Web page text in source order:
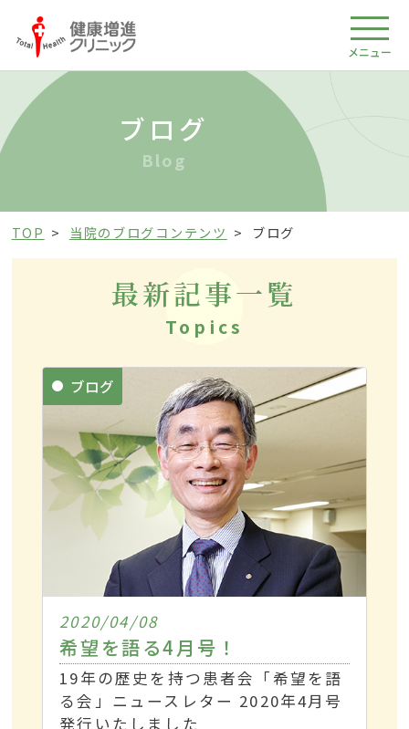
メニュー
ブログ
Blog
TOP 当院のブログコンテンツ ブログ
最新記事一覧
Topics
ブログ
2020/04/08
希望を語る4月号！
19年の歴史を持つ患者会「希望を語
る会」ニュースレター 2020年4月号
発行いたしました